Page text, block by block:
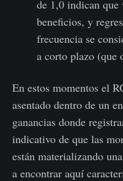
de 1,0 indican que
beneficios, y
frecuencia se
a corto plazo (que
En estos momentos el
asentado dentro de un
ganancias donde
indicativo de que las
están materializando
a encontrar aquí